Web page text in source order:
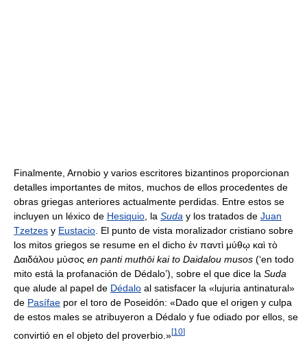
Finalmente, Arnobio y varios escritores bizantinos proporcionan
detalles importantes de mitos, muchos de ellos procedentes de
obras griegas anteriores actualmente perdidas. Entre estos se
incluyen un léxico de Hesiquio , la Suda y los tratados de Juan
Tzetzes y Eustacio . El punto de vista moralizador cristiano sobre
los mitos griegos se resume en el dicho ἐν παντὶ μύθῳ καὶ τὸ
Δαιδάλου μύσος en panti muthōi kai to Daidalou musos (‘en todo
mito está la profanación de Dédalo’), sobre el que dice la Suda
que alude al papel de Dédalo al satisfacer la «lujuria antinatural»
de Pasífae por el toro de Poseidón: «Dado que el origen y culpa
de estos males se atribuyeron a Dédalo y fue odiado por ellos, se
convirtió en el objeto del proverbio.»[10]